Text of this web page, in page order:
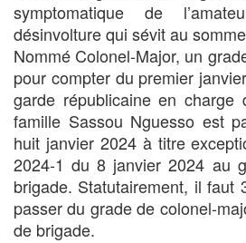
symptomatique de
désinvolture qui sévit au
Nommé Colonel-Major, un
pour compter du premier
garde républicaine en
famille Sassou Nguesso est
huit janvier 2024 à titre
2024-1 du 8 janvier 2024 au
brigade. Statutairement, il faut
passer du grade de colonel-
de brigade.